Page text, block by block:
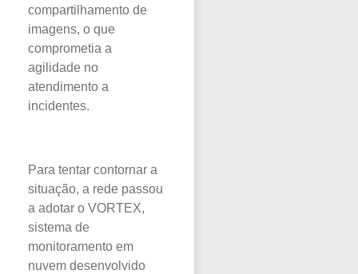
compartilhamento de
imagens, o que
comprometia a
agilidade no
atendimento a
incidentes.
Para tentar contornar a
situação, a rede passou
a adotar o VORTEX,
sistema de
monitoramento em
nuvem desenvolvido